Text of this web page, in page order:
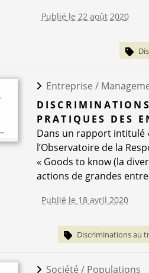
Publié le 22 août 2020
Entreprise /
PRATIQUES DES
Dans un rapport intitulé
l’Observatoire de la
« Goods to know (la
actions de grandes
Publié le 18 avril 2020
Discriminations au
Société / Populations